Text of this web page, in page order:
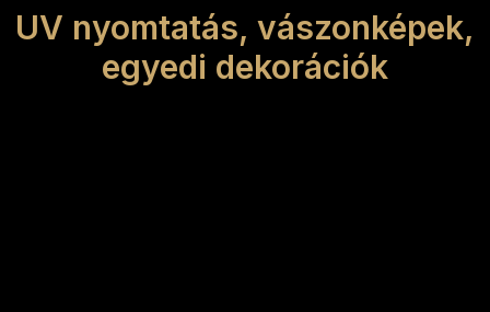
UV nyomtatás, vászonképek,
egyedi dekorációk